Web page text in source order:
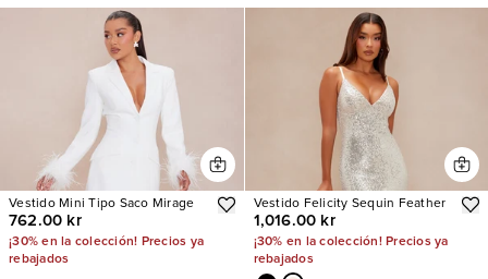
Vestido Mini Tipo Saco Mirage
762.00 kr
¡30% en la colección! Precios ya
rebajados
Vestido Felicity Sequin Feather
1,016.00 kr
¡30% en la colección! Precios ya
rebajados